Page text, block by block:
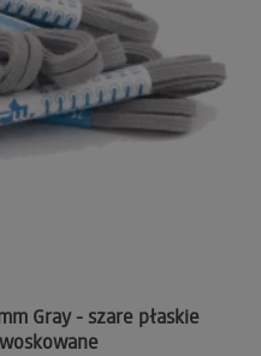
Gray - szare płaskie